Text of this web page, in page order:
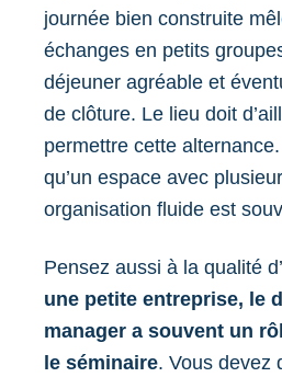
journée bien construite
échanges en petits
déjeuner agréable et
de clôture. Le lieu doit
permettre cette
qu’un espace avec
organisation fluide est
Pensez aussi à la qualité
une petite entreprise, le
manager a souvent un
le séminaire. Vous devez